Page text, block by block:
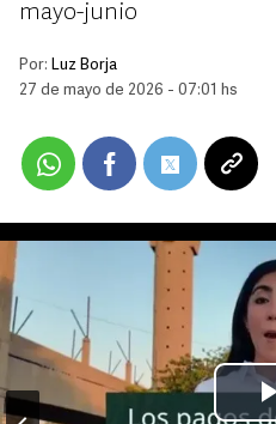
mayo-junio
Por: Luz Borja
27 de mayo de 2026 - 07:01 hs